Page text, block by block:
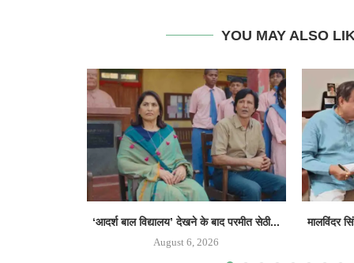
YOU MAY ALSO
‘आदर्श बाल विद्यालय’ देखने के बाद परमीत सेठी...
August 6, 2026
मालविंदर